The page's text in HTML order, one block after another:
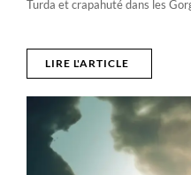
Turda et crapahuté dans les
LIRE L'ARTICLE